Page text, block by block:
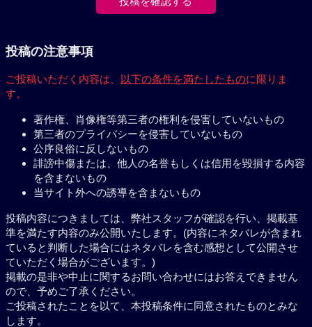
投稿の注意事項
ご投稿いただく内容は、 以下の条件を満たしたものに限りま
す。
著作権、肖像権等第三者の権利を侵害していないもの
第三者のプライバシーを侵害していないもの
公序良俗に反しないもの
誹謗中傷または、他人の名誉もしくは信用を毀損する内容
を含まないもの
当サイト外への誘導を含まないもの
投稿内容につきましては、弊社スタッフが確認を行い、掲載基
準を満たす内容のみ公開いたします。(内容にネタバレが含まれ
ていると判断した場合にはネタバレを含む感想として公開させ
ていただく場合がございます。)
掲載の是非や中止に関するお問い合わせにはお答えできません
ので、予めご了承ください。
ご投稿されたことを以て、本投稿条件に同意されたものとみな
します。